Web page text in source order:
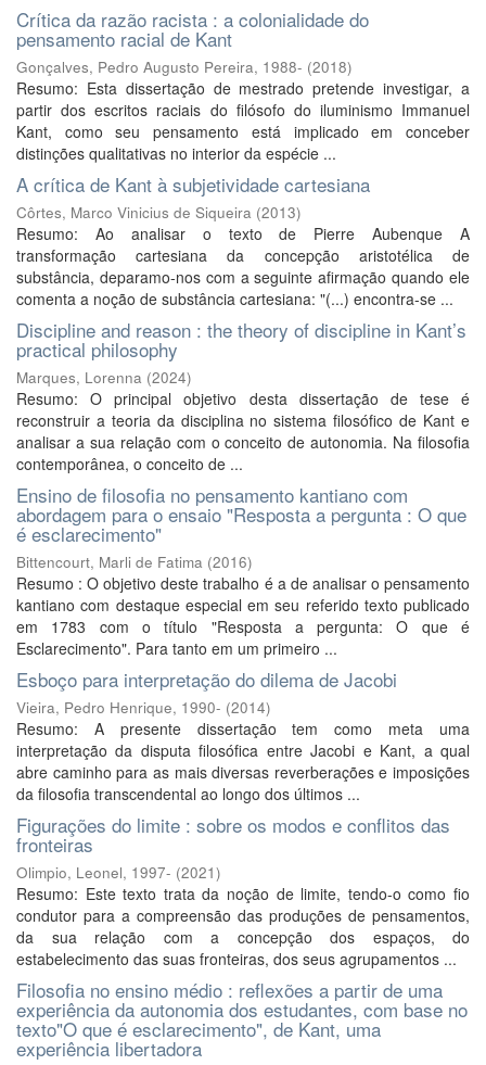
Crítica da razão racista : a colonialidade do
pensamento racial de Kant
Gonçalves, Pedro Augusto Pereira, 1988- (2018)
Resumo: Esta dissertação de mestrado pretende investigar, a
partir dos escritos raciais do filósofo do iluminismo Immanuel
Kant, como seu pensamento está implicado em conceber
distinções qualitativas no interior da espécie ...
A crítica de Kant à subjetividade cartesiana
Côrtes, Marco Vinicius de Siqueira (2013)
Resumo: Ao analisar o texto de Pierre Aubenque A
transformação cartesiana da concepção aristotélica de
substância, deparamo-nos com a seguinte afirmação quando ele
comenta a noção de substância cartesiana: "(...) encontra-se ...
Discipline and reason : the theory of discipline in Kant’s
practical philosophy
Marques, Lorenna (2024)
Resumo: O principal objetivo desta dissertação de tese é
reconstruir a teoria da disciplina no sistema filosófico de Kant e
analisar a sua relação com o conceito de autonomia. Na filosofia
contemporânea, o conceito de ...
Ensino de filosofia no pensamento kantiano com
abordagem para o ensaio "Resposta a pergunta : O que
é esclarecimento"
Bittencourt, Marli de Fatima (2016)
Resumo : O objetivo deste trabalho é a de analisar o pensamento
kantiano com destaque especial em seu referido texto publicado
em 1783 com o título "Resposta a pergunta: O que é
Esclarecimento". Para tanto em um primeiro ...
Esboço para interpretação do dilema de Jacobi
Vieira, Pedro Henrique, 1990- (2014)
Resumo: A presente dissertação tem como meta uma
interpretação da disputa filosófica entre Jacobi e Kant, a qual
abre caminho para as mais diversas reverberações e imposições
da filosofia transcendental ao longo dos últimos ...
Figurações do limite : sobre os modos e conflitos das
fronteiras
Olimpio, Leonel, 1997- (2021)
Resumo: Este texto trata da noção de limite, tendo-o como fio
condutor para a compreensão das produções de pensamentos,
da sua relação com a concepção dos espaços, do
estabelecimento das suas fronteiras, dos seus agrupamentos ...
Filosofia no ensino médio : reflexões a partir de uma
experiência da autonomia dos estudantes, com base no
texto"O que é esclarecimento", de Kant, uma
experiência libertadora